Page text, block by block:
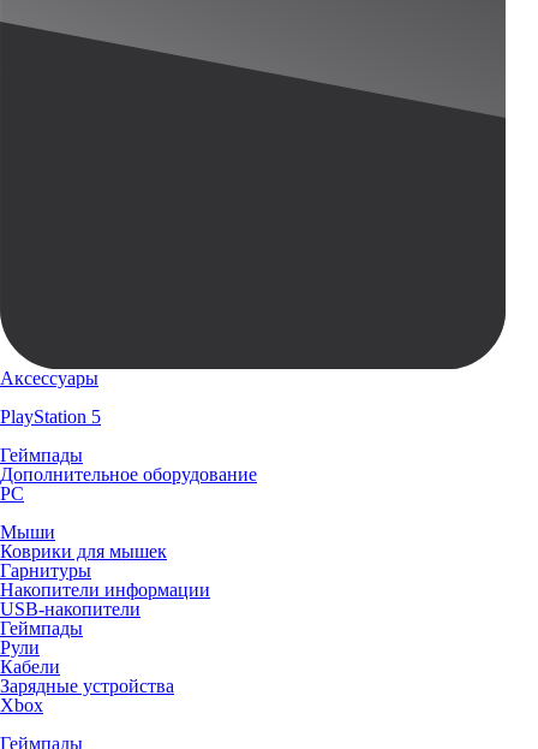
Аксессуары
PlayStation 5
Геймпады
Дополнительное оборудование
PC
Мыши
Коврики для мышек
Гарнитуры
Накопители информации
USB-накопители
Геймпады
Рули
Кабели
Зарядные устройства
Xbox
Геймпады